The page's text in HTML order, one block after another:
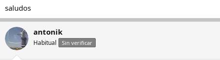
saludos
antonik
Habitual Sin verificar